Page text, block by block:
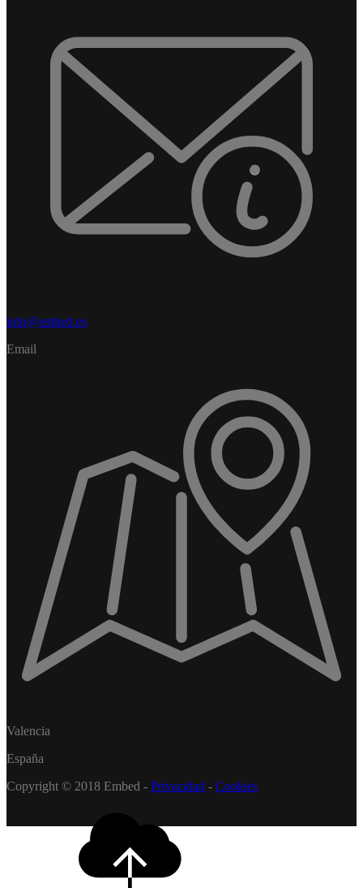
info@embed.es
Email
Valencia
España
Copyright © 2018 Embed - Privacidad - Cookies